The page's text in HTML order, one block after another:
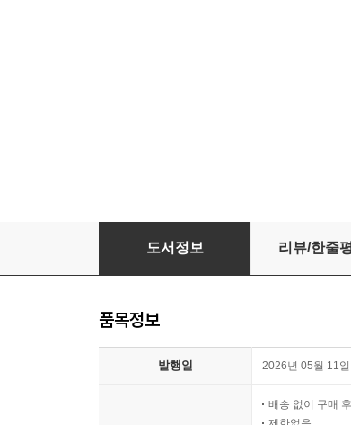
소피아쌤의 성인 여행영어 2탄
도서정보 리뷰/한줄
품목정보
발행일 2026년 05월 11일
배송 없이 구매